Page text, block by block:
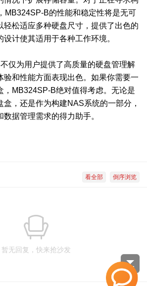
MB324SP-B的性能和稳定性将是无可
轻松适应多种硬盘尺寸，提供了出色的
计使其适用于各种工作环境。
仅为用户提供了高质量的硬盘管理解
验和性能方面表现出色。如果你需要一
，MB324SP-B绝对值得考虑。无论是
盒，还是作为构建NAS系统的一部分，
据管理需求的得力助手。
倒序浏览
看全部
暂无回复，快来抢沙发